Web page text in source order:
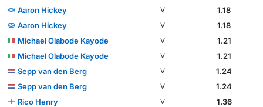
Aaron Hickey
V
1.18
Aaron Hickey
V
1.18
Michael Olabode Kayode
V
1.21
Michael Olabode Kayode
V
1.21
Sepp van den Berg
V
1.24
Sepp van den Berg
V
1.24
Rico Henry
V
1.36